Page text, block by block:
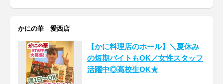
かにの華 愛西店
【かに料理店のホール】＼夏休み
の短期バイトもOK／女性スタッフ
活躍中◎高校生OK★